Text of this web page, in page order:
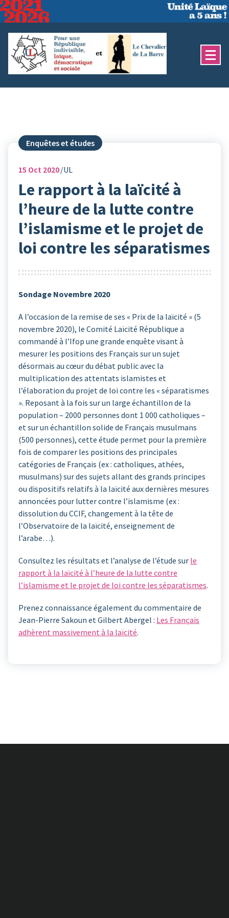
Aller
au
contenu
Enquêtes et études
15 Oct 2020 UL
Le rapport à la laïcité à
l’heure de la lutte contre
l’islamisme et le projet de
loi contre les séparatismes
Sondage Novembre 2020
A l’occasion de la remise de ses « Prix de la laïcité » (5
novembre 2020), le Comité Laïcité République a
commandé à l’Ifop une grande enquête visant à
mesurer les positions des Français sur un sujet
désormais au cœur du débat public avec la
multiplication des attentats islamistes et
l’élaboration du projet de loi contre les « séparatismes
». Reposant à la fois sur un large échantillon de la
population – 2000 personnes dont 1 000 catholiques –
et sur un échantillon solide de Français musulmans
(500 personnes), cette étude permet pour la première
fois de comparer les positions des principales
catégories de Français (ex : catholiques, athées,
musulmans) sur des sujets allant des grands principes
ou dispositifs relatifs à la laïcité aux dernières mesures
annoncées pour lutter contre l’islamisme (ex :
dissolution du CCIF, changement à la tête de
l’Observatoire de la laïcité, enseignement de
l’arabe…).
Consultez les résultats et l’analyse de l’étude sur le
rapport à la laïcité à l’heure de la lutte contre
l’islamisme et le projet de loi contre les séparatismes.
Prenez connaissance également du commentaire de
Jean-Pierre Sakoun et Gilbert Abergel : Les Français
adhèrent massivement à la laïcité.